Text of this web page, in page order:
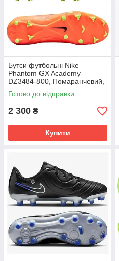
Бутси футбольні Nike
Phantom GX Academy
DZ3484-800, Помаранчевий,
Розмір (EU) - 39
Готово до відправки
2 300 ₴
Купити